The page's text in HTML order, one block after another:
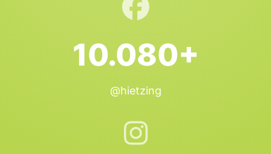
10.080+
@hietzing